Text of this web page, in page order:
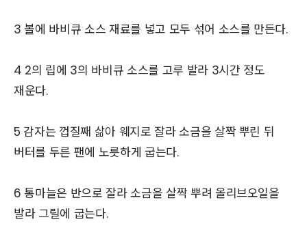
3 볼에 바비큐 소스 재료를 넣고 모두 섞어 소스를 만든다.
4 2의 립에 3의 바비큐 소스를 고루 발라 3시간 정도
재운다.
5 감자는 껍질째 삶아 웨지로 잘라 소금을 살짝 뿌린 뒤
버터를 두른 팬에 노릇하게 굽는다.
6 통마늘은 반으로 잘라 소금을 살짝 뿌려 올리브오일을
발라 그릴에 굽는다.